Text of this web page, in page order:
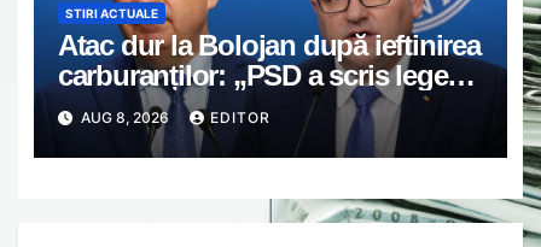
STIRI ACTUALE
Atac dur la Bolojan după ieftinirea
carburanților: „PSD a scris legea.
Dumneavoastră ați scris discursul
de după”
AUG 8, 2026 EDITOR